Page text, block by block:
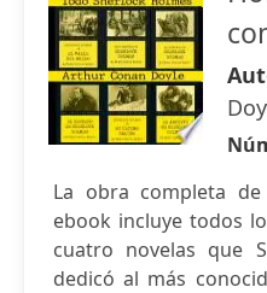
La obra completa de
ebook incluye todos
cuatro novelas que
dedicó al más